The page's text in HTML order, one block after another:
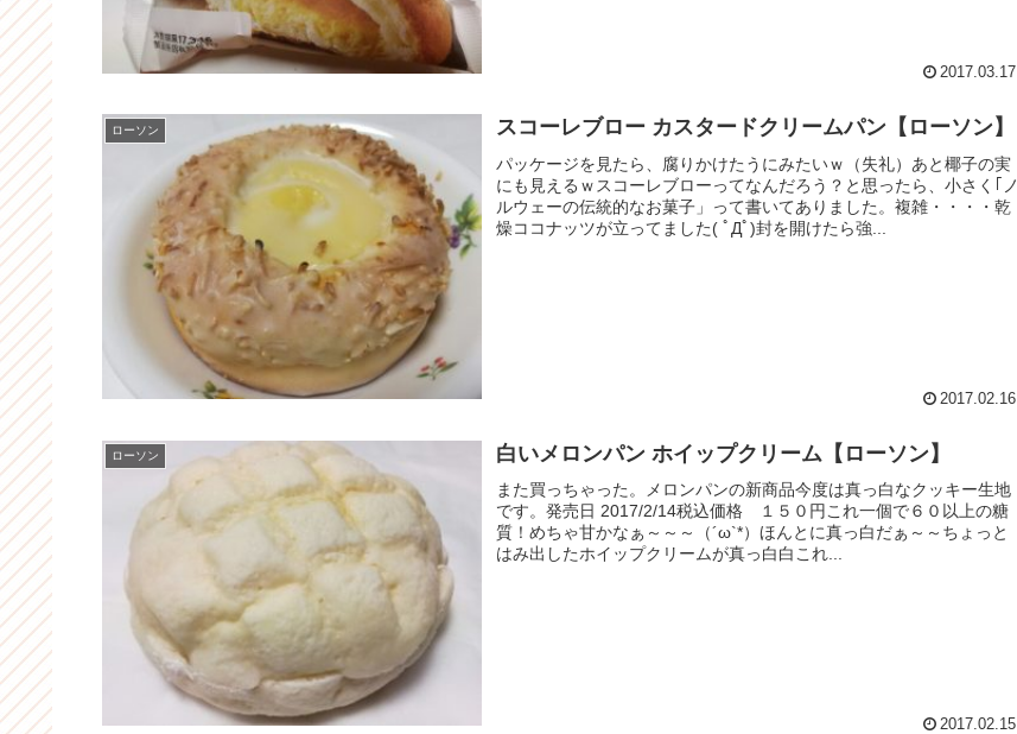
2017.03.17
ローソン スコーレブロー カスタードクリームパン【ローソン】
パッケージを見たら、腐りかけたうにみたいｗ（失礼）あと椰子の実
にも見えるｗスコーレブローってなんだろう？と思ったら、小さく｢ノ
ルウェーの伝統的なお菓子」って書いてありました。複雑・・・・乾
燥ココナッツが立ってました( ﾟДﾟ)封を開けたら強...
2017.02.16
ローソン 白いメロンパン ホイップクリーム【ローソン】
また買っちゃった。メロンパンの新商品今度は真っ白なクッキー生地
です。発売日 2017/2/14税込価格 １５０円これ一個で６０以上の糖
質！めちゃ甘かなぁ～～～（´ω`*）ほんとに真っ白だぁ～～ちょっと
はみ出したホイップクリームが真っ白白これ...
2017.02.15